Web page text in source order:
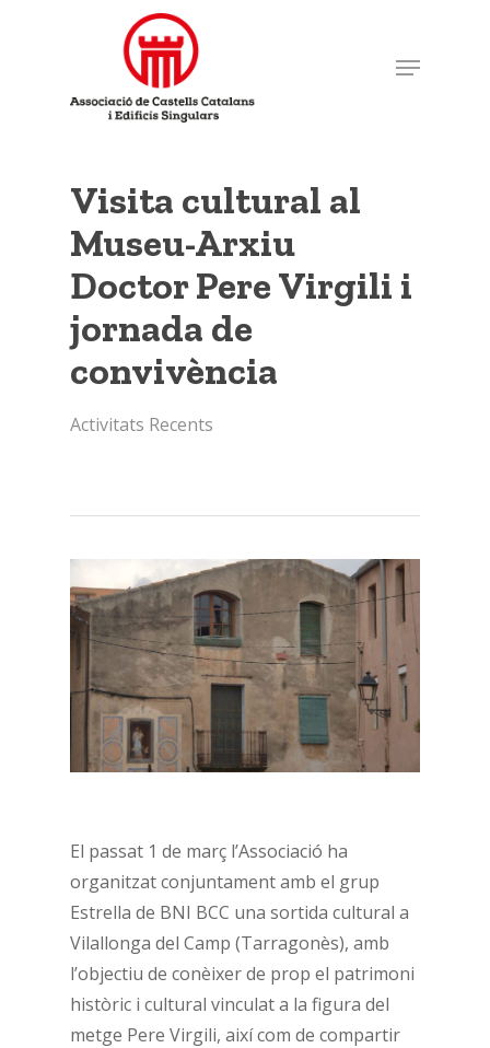
Menu
Visita cultural al
Museu-Arxiu
Doctor Pere Virgili i
jornada de
convivència
Activitats Recents
El passat 1 de març l’Associació ha
organitzat conjuntament amb el grup
Estrella de BNI BCC una sortida cultural a
Vilallonga del Camp (Tarragonès), amb
l’objectiu de conèixer de prop el patrimoni
històric i cultural vinculat a la figura del
metge Pere Virgili, així com de compartir